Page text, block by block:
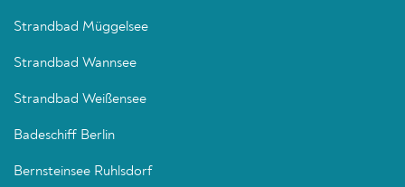
Strandbad Müggelsee
Strandbad Wannsee
Strandbad Weißensee
Badeschiff Berlin
Bernsteinsee Ruhlsdorf